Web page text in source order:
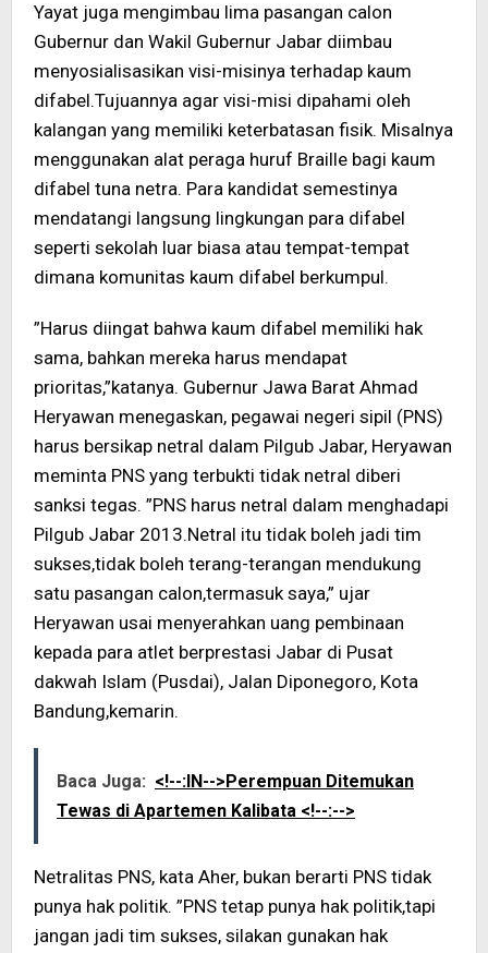
Yayat juga mengimbau lima pasangan calon
Gubernur dan Wakil Gubernur Jabar diimbau
menyosialisasikan visi-misinya terhadap kaum
difabel.Tujuannya agar visi-misi dipahami oleh
kalangan yang memiliki keterbatasan fisik. Misalnya
menggunakan alat peraga huruf Braille bagi kaum
difabel tuna netra. Para kandidat semestinya
mendatangi langsung lingkungan para difabel
seperti sekolah luar biasa atau tempat-tempat
dimana komunitas kaum difabel berkumpul.
”Harus diingat bahwa kaum difabel memiliki hak
sama, bahkan mereka harus mendapat
prioritas,”katanya. Gubernur Jawa Barat Ahmad
Heryawan menegaskan, pegawai negeri sipil (PNS)
harus bersikap netral dalam Pilgub Jabar, Heryawan
meminta PNS yang terbukti tidak netral diberi
sanksi tegas. ”PNS harus netral dalam menghadapi
Pilgub Jabar 2013.Netral itu tidak boleh jadi tim
sukses,tidak boleh terang-terangan mendukung
satu pasangan calon,termasuk saya,” ujar
Heryawan usai menyerahkan uang pembinaan
kepada para atlet berprestasi Jabar di Pusat
dakwah Islam (Pusdai), Jalan Diponegoro, Kota
Bandung,kemarin.
Baca Juga: <!--:IN-->Perempuan Ditemukan
Tewas di Apartemen Kalibata <!--:-->
Netralitas PNS, kata Aher, bukan berarti PNS tidak
punya hak politik. ”PNS tetap punya hak politik,tapi
jangan jadi tim sukses, silakan gunakan hak